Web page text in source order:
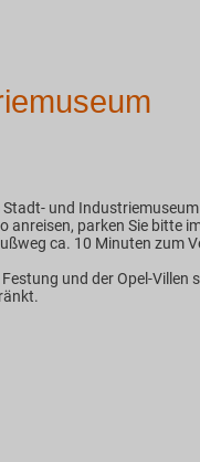
und
anreisen, parken Sie bitte
ca. 10 Minuten zum
und der Opel-Villen